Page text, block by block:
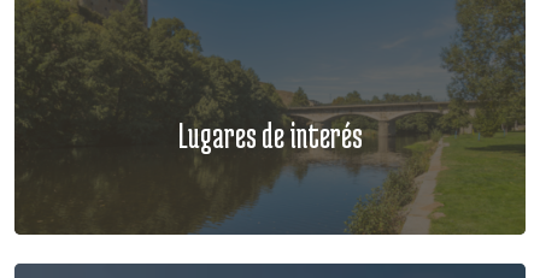
Lugares de interés